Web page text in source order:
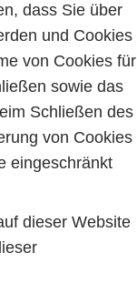
dass Sie über
und Cookies
von Cookies für
sowie das
Schließen des
von Cookies
eingeschränkt
dieser Website